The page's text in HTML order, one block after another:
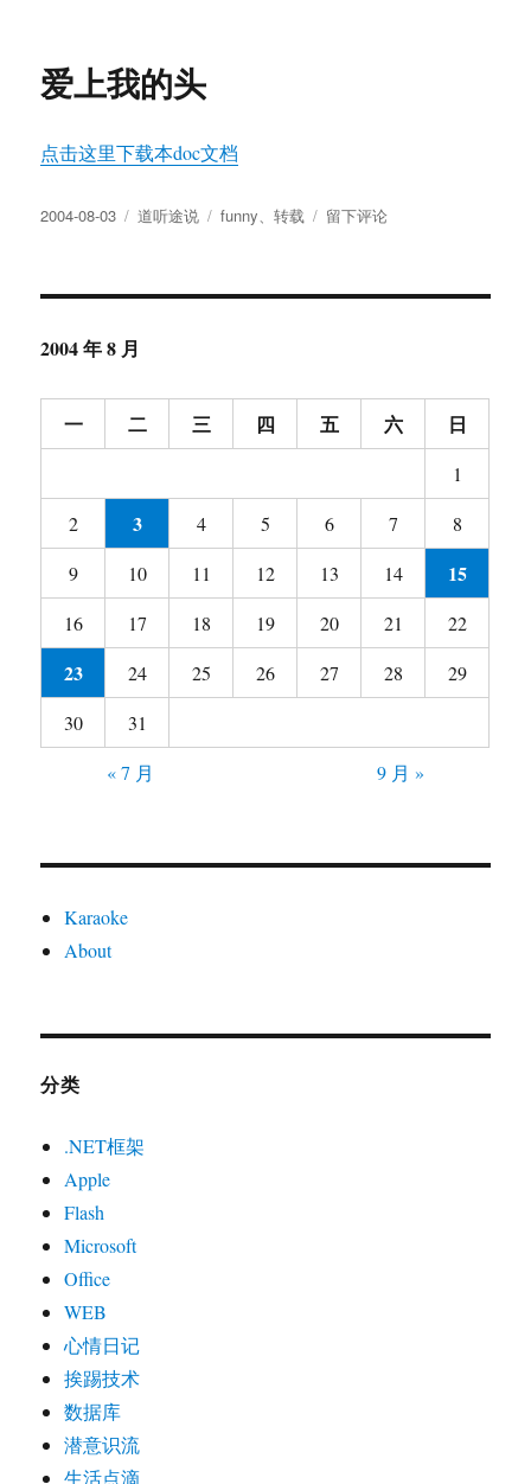
茨
都
知
的
爱上我的头
点击这里下载本doc文档
发
2004-08-03
分
道听途说
标
funny、转载
于
我
留下评论
2004 年 8 月
一 二 三 四 五 六 日
1
2
3 4 5 6 7
8
9
10 11 12 13 14 15
16 17 18 19 20 21 22
23 24 25 26 27 28
29
30
31
« 7 月
9 月 »
Karaoke
About
分类
.NET框架
Apple
Flash
Microsoft
Office
WEB
心情日记
挨踢技术
数据库
潜意识流
生活点滴